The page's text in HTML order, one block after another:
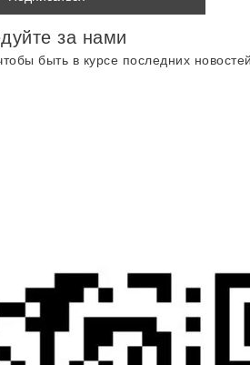
за нами
быть в курсе последних